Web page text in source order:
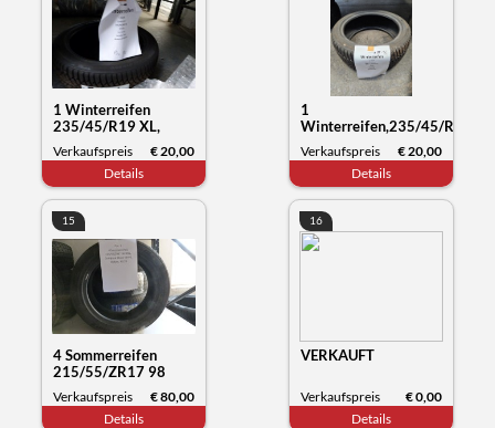
1 Winterreifen
235/45/R19 XL,
Kumho Tyre
Wintercraft WP72,
Datum 27/23
Verkaufspreis
€ 20,00
Details
1
Winterreifen,235/45/R19
99V XL,Hankook
Winter i*cept, Datum
Verkaufspreis
€ 20,00
Details
15
4 Sommerreifen
215/55/ZR17 98
WXL, Compasal
Blazer UHP2, Datum,
Verkaufspreis
€ 80,00
Details
16
VERKAUFT
Verkaufspreis
€ 0,00
Details